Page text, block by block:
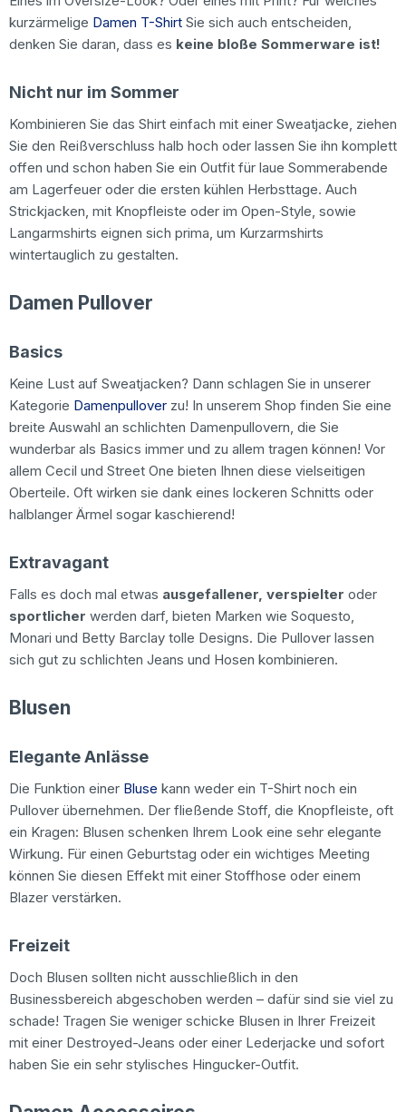
kurzärmelige Damen T-Shirt Sie sich auch entscheiden,
denken Sie daran, dass es keine bloße Sommerware ist!
Nicht nur im Sommer
Kombinieren Sie das Shirt einfach mit einer Sweatjacke, ziehen
Sie den Reißverschluss halb hoch oder lassen Sie ihn komplett
offen und schon haben Sie ein Outfit für laue Sommerabende
am Lagerfeuer oder die ersten kühlen Herbsttage. Auch
Strickjacken, mit Knopfleiste oder im Open-Style, sowie
Langarmshirts eignen sich prima, um Kurzarmshirts
wintertauglich zu gestalten.
Damen Pullover
Basics
Keine Lust auf Sweatjacken? Dann schlagen Sie in unserer
Kategorie Damenpullover zu! In unserem Shop finden Sie eine
breite Auswahl an schlichten Damenpullovern, die Sie
wunderbar als Basics immer und zu allem tragen können! Vor
allem Cecil und Street One bieten Ihnen diese vielseitigen
Oberteile. Oft wirken sie dank eines lockeren Schnitts oder
halblanger Ärmel sogar kaschierend!
Extravagant
Falls es doch mal etwas ausgefallener, verspielter oder
sportlicher werden darf, bieten Marken wie Soquesto,
Monari und Betty Barclay tolle Designs. Die Pullover lassen
sich gut zu schlichten Jeans und Hosen kombinieren.
Blusen
Elegante Anlässe
Die Funktion einer Bluse kann weder ein T-Shirt noch ein
Pullover übernehmen. Der fließende Stoff, die Knopfleiste, oft
ein Kragen: Blusen schenken Ihrem Look eine sehr elegante
Wirkung. Für einen Geburtstag oder ein wichtiges Meeting
können Sie diesen Effekt mit einer Stoffhose oder einem
Blazer verstärken.
Freizeit
Doch Blusen sollten nicht ausschließlich in den
Businessbereich abgeschoben werden – dafür sind sie viel zu
schade! Tragen Sie weniger schicke Blusen in Ihrer Freizeit
mit einer Destroyed-Jeans oder einer Lederjacke und sofort
haben Sie ein sehr stylisches Hingucker-Outfit.